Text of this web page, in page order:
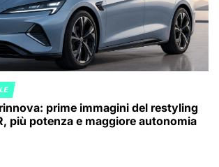
prime immagini del restyling
più potenza e maggiore autonomia